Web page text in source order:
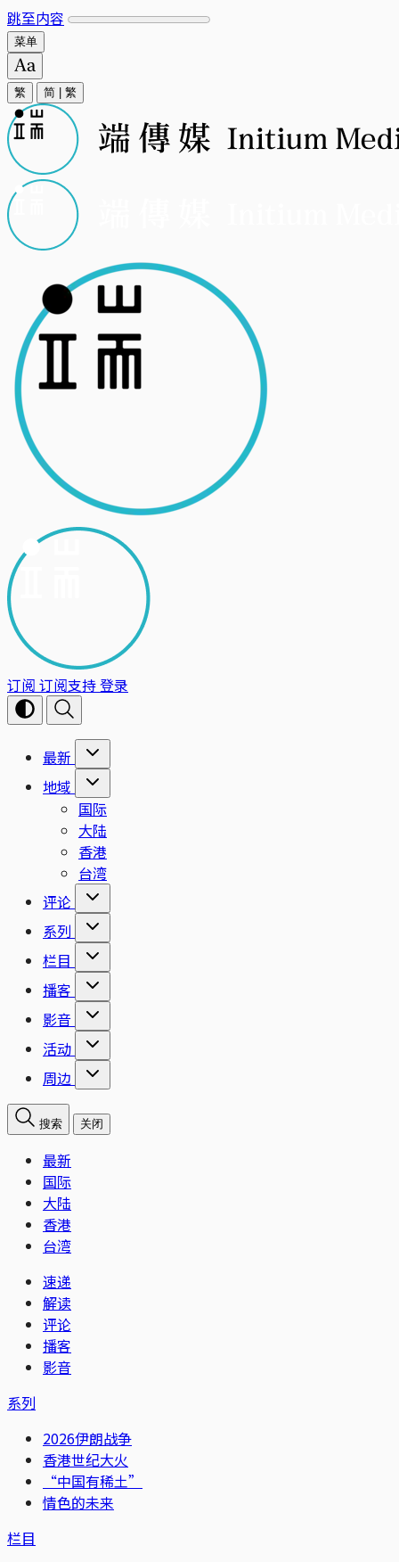
跳至内容
菜单
繁 简 繁
订阅 订阅支持登录
最新
地域
国际
大陆
香港
台湾
评论
系列
栏目
播客
影音
活动
周边
搜索 关闭
最新
国际
大陆
香港
台湾
速递
解读
评论
播客
影音
系列
2026伊朗战争
香港世纪大火
“中国有稀土”
情色的未来
栏目